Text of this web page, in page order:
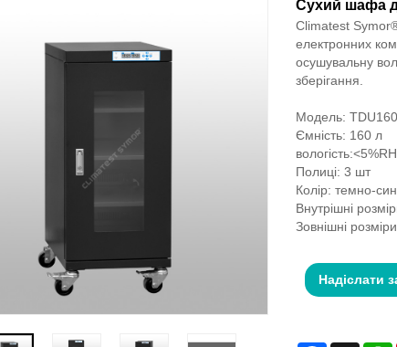
Сухий шафа
Climatest
електронних
осушувальну
зберігання.
Модель:
Ємність: 160 л
Полиці: 3 шт
Колір: темно-
Внутрішні
Зовнішні
Надіслати